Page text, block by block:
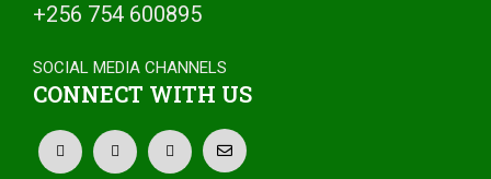
+256 754 600895
SOCIAL MEDIA CHANNELS
CONNECT WITH US